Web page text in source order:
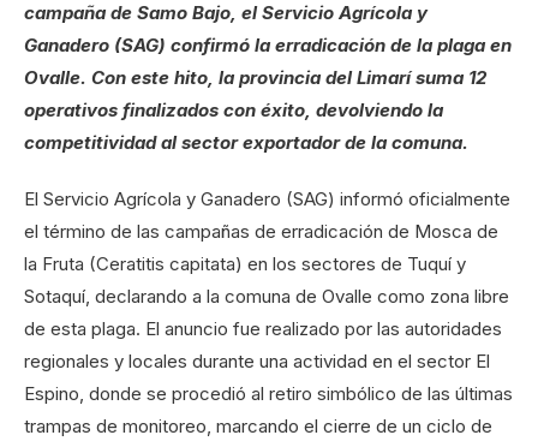
campaña de Samo Bajo, el Servicio Agrícola y
Ganadero (SAG) confirmó la erradicación de la plaga en
Ovalle. Con este hito, la provincia del Limarí suma 12
operativos finalizados con éxito, devolviendo la
competitividad al sector exportador de la comuna.
El Servicio Agrícola y Ganadero (SAG) informó oficialmente
el término de las campañas de erradicación de Mosca de
la Fruta (Ceratitis capitata) en los sectores de Tuquí y
Sotaquí, declarando a la comuna de Ovalle como zona libre
de esta plaga. El anuncio fue realizado por las autoridades
regionales y locales durante una actividad en el sector El
Espino, donde se procedió al retiro simbólico de las últimas
trampas de monitoreo, marcando el cierre de un ciclo de